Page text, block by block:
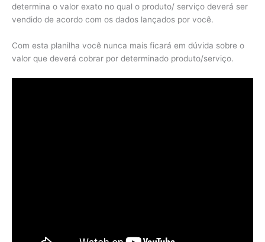
determina o valor exato no qual o produto/ serviço deverá ser
vendido de acordo com os dados lançados por você.
Com esta planilha você nunca mais ficará em dúvida sobre o
valor que deverá cobrar por determinado produto/serviço.